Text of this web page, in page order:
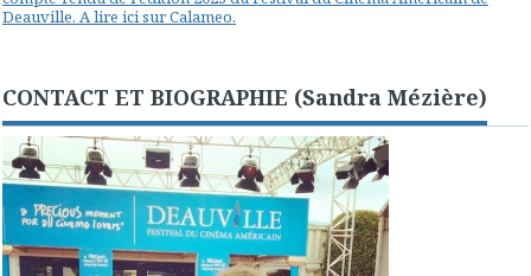
Deauville. A lire ici sur Calameo.
CONTACT ET BIOGRAPHIE (Sandra Mézière)